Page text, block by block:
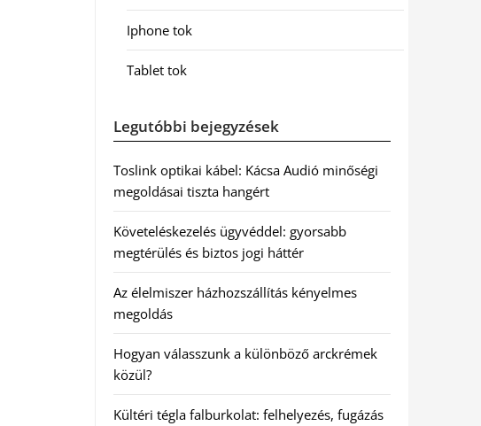
Iphone tok
Tablet tok
Legutóbbi bejegyzések
Toslink optikai kábel: Kácsa Audió minőségi
megoldásai tiszta hangért
Követeléskezelés ügyvéddel: gyorsabb
megtérülés és biztos jogi háttér
Az élelmiszer házhozszállítás kényelmes
megoldás
Hogyan válasszunk a különböző arckrémek
közül?
Kültéri tégla falburkolat: felhelyezés, fugázás